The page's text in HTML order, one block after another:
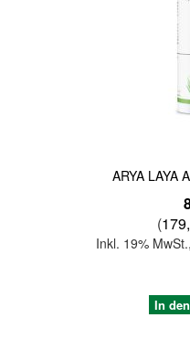
ARYA LAYA
(
Inkl. 19% MwSt.,
In